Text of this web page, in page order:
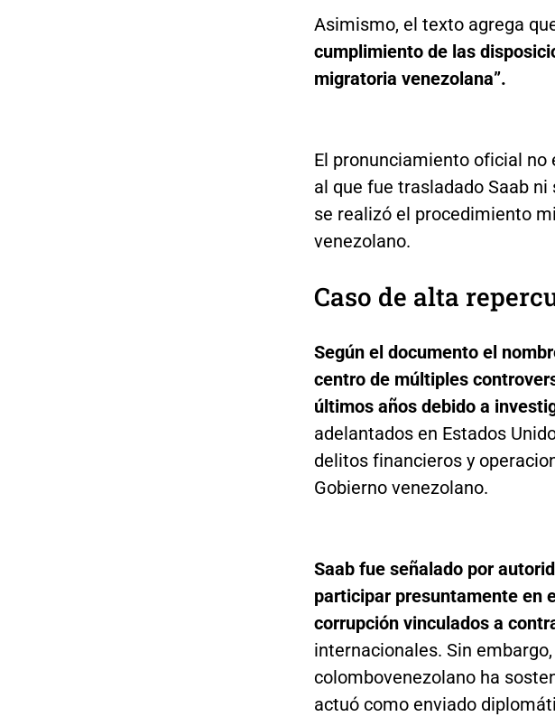
Asimismo, el texto agrega
cumplimiento de las
migratoria venezolana”.
El pronunciamiento oficial
al que fue trasladado Saab
se realizó el procedimiento
venezolano.
Caso de alta
Según el documento el
centro de múltiples
últimos años debido a
adelantados en Estados
delitos financieros y
Gobierno venezolano.
Saab fue señalado por
participar presuntamente en
corrupción vinculados a
internacionales. Sin
colombovenezolano ha
actuó como enviado